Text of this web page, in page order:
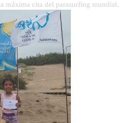
máxima cita del parasurfing mundial.